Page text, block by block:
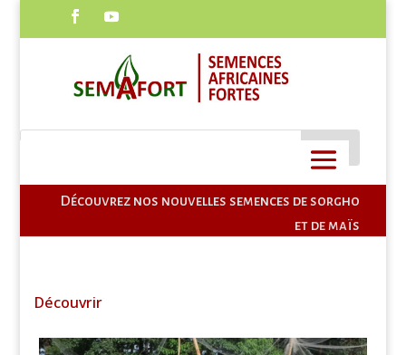
Découvrez nos nouvelles semences de sorgho
et de maïs
Découvrir